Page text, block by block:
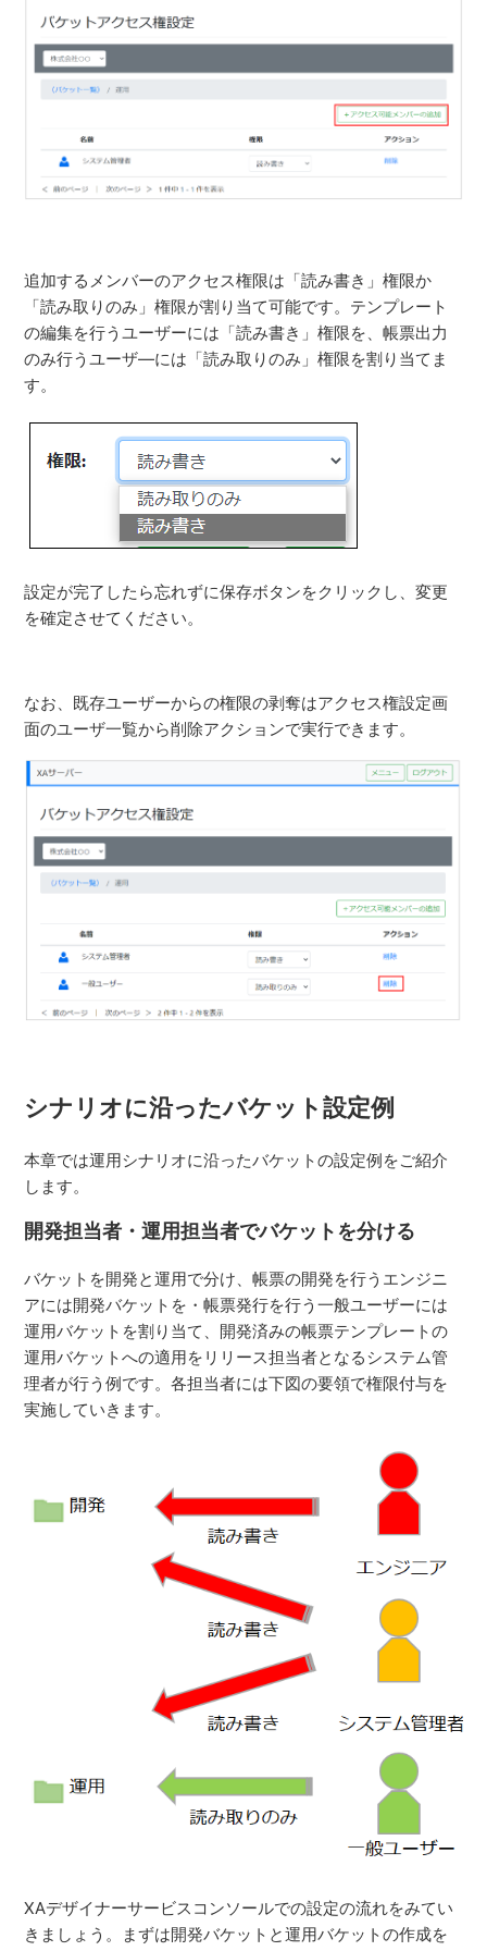
追加するメンバーのアクセス権限は「読み書き」権限か
「読み取りのみ」権限が割り当て可能です。テンプレート
の編集を行うユーザーには「読み書き」権限を、帳票出力
のみ行うユーザ―には「読み取りのみ」権限を割り当てま
す。
設定が完了したら忘れずに保存ボタンをクリックし、変更
を確定させてください。
なお、既存ユーザーからの権限の剥奪はアクセス権設定画
面のユーザ一覧から削除アクションで実行できます。
シナリオに沿ったバケット設定例
本章では運用シナリオに沿ったバケットの設定例をご紹介
します。
開発担当者・運用担当者でバケットを分ける
バケットを開発と運用で分け、帳票の開発を行うエンジニ
アには開発バケットを・帳票発行を行う一般ユーザーには
運用バケットを割り当て、開発済みの帳票テンプレートの
運用バケットへの適用をリリース担当者となるシステム管
理者が行う例です。各担当者には下図の要領で権限付与を
実施していきます。
XAデザイナーサービスコンソールでの設定の流れをみてい
きましょう。まずは開発バケットと運用バケットの作成を